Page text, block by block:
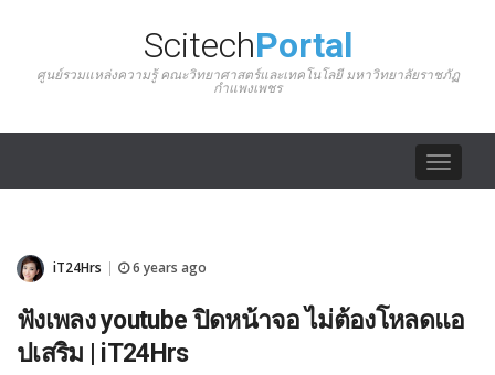
ScitechPortal
ศูนย์รวมแหล่งความรู้ คณะวิทยาศาสตร์และเทคโนโลยี มหาวิทยาลัยราชภัฏ
กำแพงเพชร
Toggle
iT24Hrs 6 years ago
ฟังเพลง youtube ปิดหน้าจอ ไม่ต้องโหลดแอ
ปเสริม | iT24Hrs